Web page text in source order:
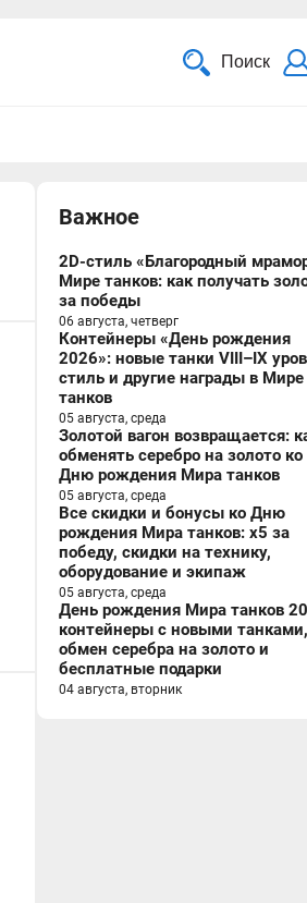
Поиск
Важное
2D-стиль «Благородный
Мире танков: как получать
за победы
06 августа, четверг
Контейнеры «День рождения
2026»: новые танки VIII–IX
стиль и другие награды в Мире
танков
05 августа, среда
Золотой вагон возвращается:
обменять серебро на золото ко
Дню рождения Мира танков
05 августа, среда
Все скидки и бонусы ко Дню
рождения Мира танков: x5 за
победу, скидки на технику,
оборудование и экипаж
05 августа, среда
День рождения Мира танков
контейнеры с новыми танками,
обмен серебра на золото и
бесплатные подарки
04 августа, вторник